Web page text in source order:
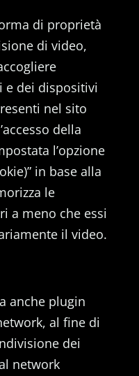
di proprietà
di video,
e dei dispositivi
nel sito
della
l’opzione
in base alla
le
a meno che essi
il video.
anche plugin
al fine di
dei
network